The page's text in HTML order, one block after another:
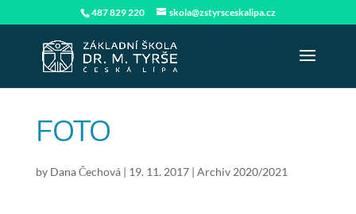
487 829 220 skola@zstyrsceskalipa.cz
FOTO
by Dana Čechová| 19. 11. 2017| Archiv 2020/2021